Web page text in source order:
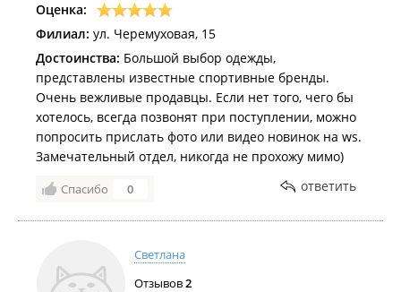
Оценка:
Филиал: ул. Черемуховая, 15
Достоинства: Большой выбор одежды,
представлены известные спортивные бренды.
Очень вежливые продавцы. Если нет того, чего бы
хотелось, всегда позвонят при поступлении, можно
попросить прислать фото или видео новинок на ws.
Замечательный отдел, никогда не прохожу мимо)
Спасибо 0 ответить
Светлана
Отзывов2